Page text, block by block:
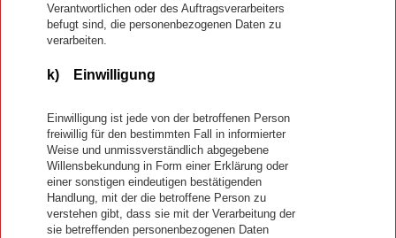
Verantwortlichen oder des Auftragsverarbeiters
befugt sind, die personenbezogenen Daten zu
verarbeiten.
k) Einwilligung
Einwilligung ist jede von der betroffenen Person
freiwillig für den bestimmten Fall in informierter
Weise und unmissverständlich abgegebene
Willensbekundung in Form einer Erklärung oder
einer sonstigen eindeutigen bestätigenden
Handlung, mit der die betroffene Person zu
verstehen gibt, dass sie mit der Verarbeitung der
sie betreffenden personenbezogenen Daten